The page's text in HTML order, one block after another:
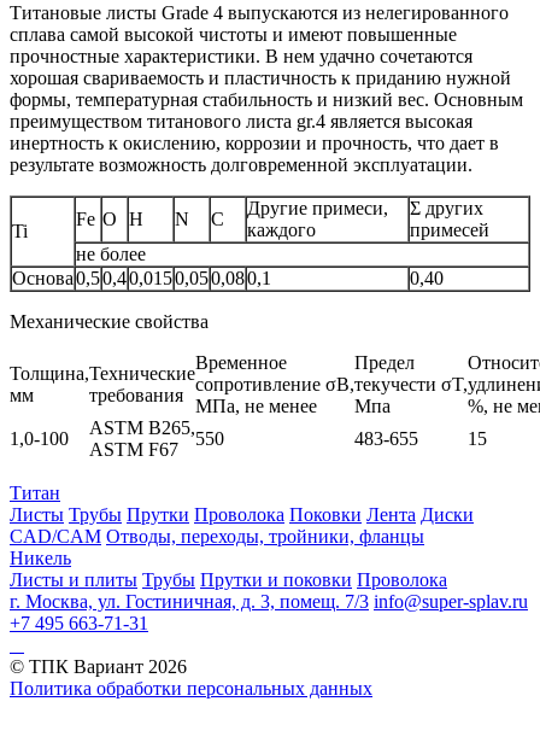
Титановые листы Grade 4 выпускаются из нелегированного
сплава самой высокой чистоты и имеют повышенные
прочностные характеристики. В нем удачно сочетаются
хорошая свариваемость и пластичность к приданию нужной
формы, температурная стабильность и низкий вес. Основным
преимуществом титанового листа gr.4 является высокая
инертность к окислению, коррозии и прочность, что дает в
результате возможность долговременной эксплуатации.
Ti
Fe O H N C
Другие примеси,
каждого
Σ других
примесей
не более
Основа0,50,40,0150,050,080,1 0,40
Механические свойства
Толщина,
мм
Технические
требования
Временное
сопротивление σB,
МПа, не менее
Предел
текучести σT,
Мпа
%, не
1,0-100
ASTM B265,
ASTM F67
550 483-655 15
Титан
Листы Трубы Прутки Проволока Поковки Лента Диски
CAD/CAM Отводы, переходы, тройники, фланцы
Никель
Листы и плиты Трубы Прутки и поковки Проволока
г. Москва, ул. Гостиничная, д. 3, помещ. 7/3 info@super-splav.ru
+7 495 663-71-31
© ТПК Вариант 2026
Политика обработки персональных данных